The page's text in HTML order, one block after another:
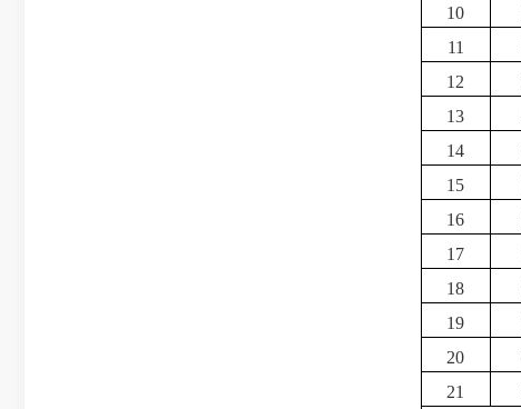
10
11
12
13
14
15
16
17
18
19
20
21